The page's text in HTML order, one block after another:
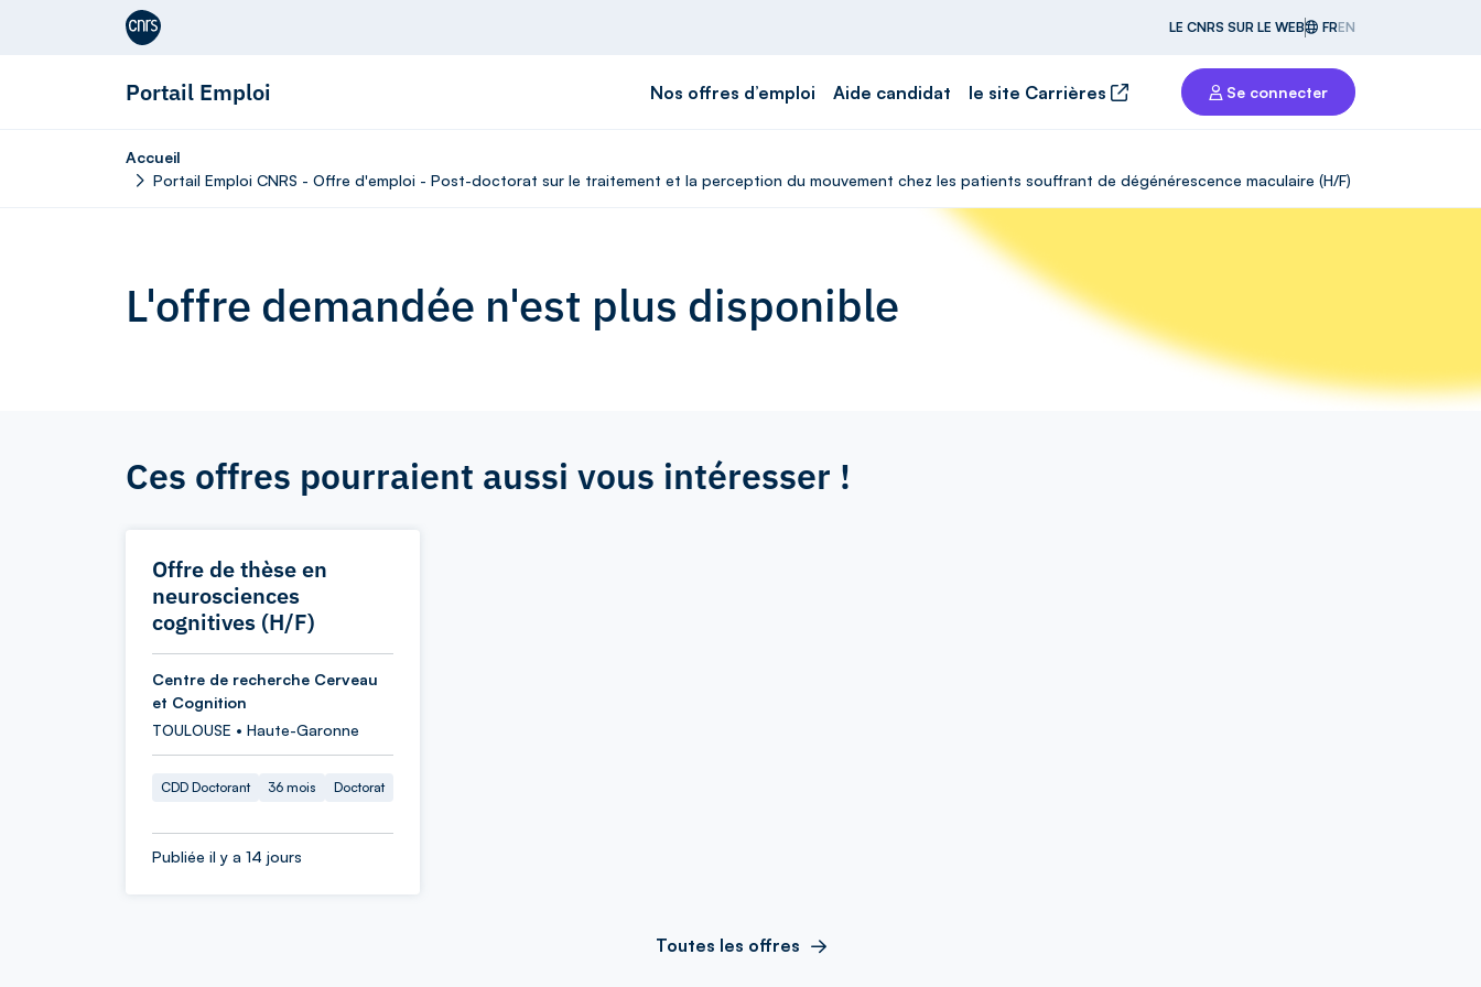
Aller au contenu
LE CNRS SUR LE WEB FREN
Portail Emploi Nos offres d’emploi Aide candidat le site Carrières Se connecter
Accueil
Portail Emploi CNRS - Offre d'emploi - Post-doctorat sur le traitement et la perception du mouvement chez les patients souffrant de dégénérescence maculaire (H/F)
L'offre demandée n'est plus disponible
Ces offres pourraient aussi vous intéresser !
Offre de thèse en
neurosciences
cognitives (H/F)
Centre de recherche Cerveau
et Cognition
TOULOUSE • Haute-Garonne
CDD Doctorant 36 mois Doctorat
Publiée il y a 14 jours
Toutes les offres